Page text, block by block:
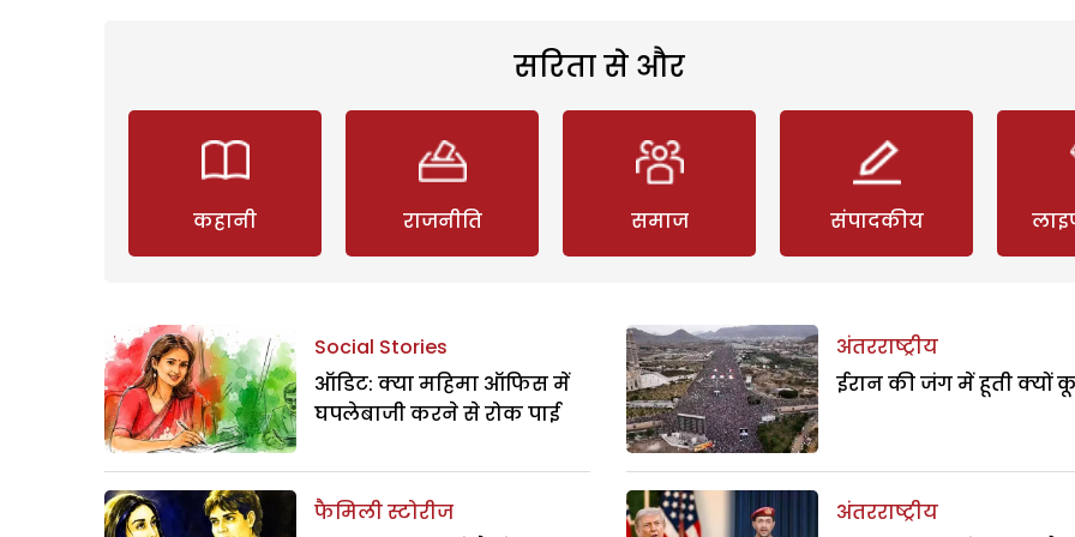
सरिता से और
कहानी राजनीति समाज संपादकीय
Social Stories
ऑडिट: क्या महिमा ऑफिस में
घपलेबाजी करने से रोक पाई
फैमिली स्टोरीज
अंतरराष्ट्रीय
ईरान की जंग में हूती क्यों
अंतरराष्ट्रीय